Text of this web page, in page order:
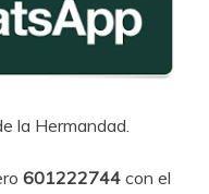
la Hermandad.
601222744 con el